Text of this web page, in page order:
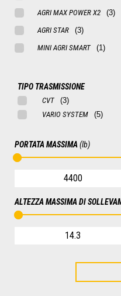
AGRI MAX POWER X2
AGRI STAR
MINI AGRI SMART
TIPO TRASMISSIONE
CVT
VARIO SYSTEM
PORTATA MASSIMA (lb)
ALTEZZA MASSIMA DI